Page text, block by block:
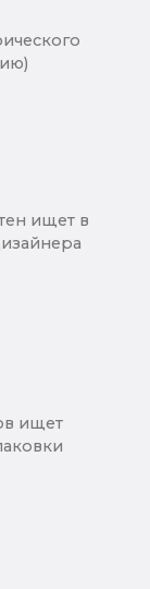
ищет в
ищет